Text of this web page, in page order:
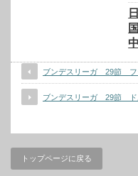
ブンデスリーガ 29節 フ
ブンデスリーガ 29節 ド
トップページに戻る